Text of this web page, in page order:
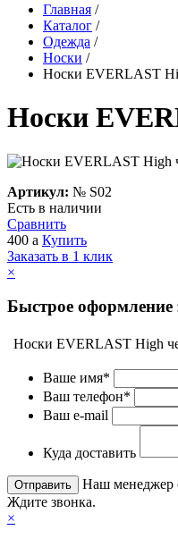
Главная /
Каталог /
Одежда /
Носки /
Носки EVERLAST
Носки
Артикул: № S02
Есть в наличии
Сравнить
400 a Купить
Заказать в 1 клик
×
Быстрое оформление
Носки EVERLAST High
Ваше имя*
Ваш телефон*
Ваш e-mail
Куда доставить
Наш менеджер
Ждите звонка.
×